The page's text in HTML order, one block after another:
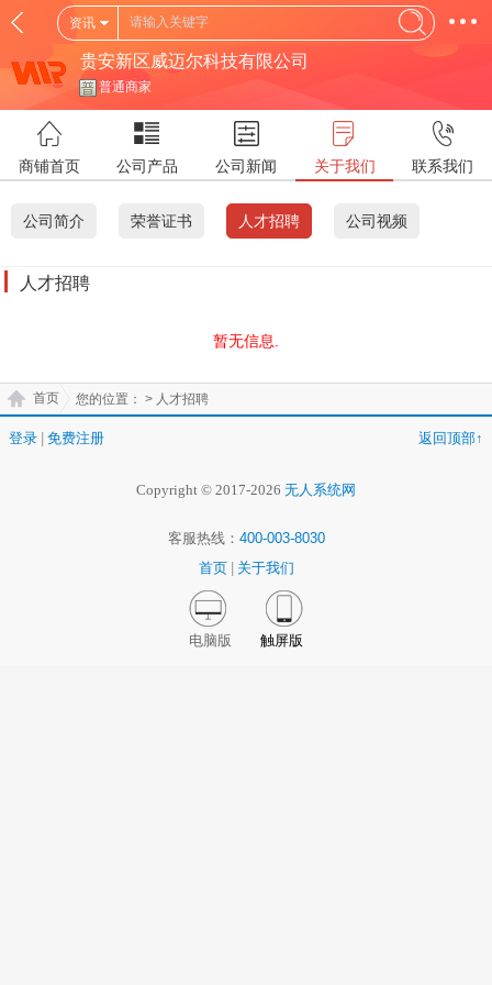
资讯
贵安新区威迈尔科技有限公司
普通商家
商铺首页 公司产品 公司新闻 关于我们 联系我们
公司简介 荣誉证书 人才招聘 公司视频
人才招聘
暂无信息.
您的位置：
首页 > 人才招聘
登录 免费注册 返回顶部↑
Copyright © 2017-2026 无人系统网
客服热线： 400-003-8030
首页
关于我们
电脑版 触屏版